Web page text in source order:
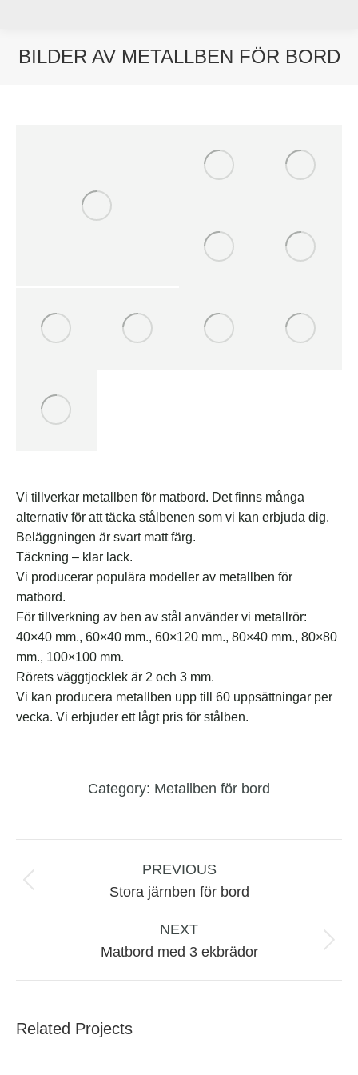
BILDER AV METALLBEN FÖR BORD
Vi tillverkar metallben för matbord. Det finns många
alternativ för att täcka stålbenen som vi kan erbjuda dig.
Beläggningen är svart matt färg.
Täckning – klar lack.
Vi producerar populära modeller av metallben för
matbord.
För tillverkning av ben av stål använder vi metallrör:
40×40 mm., 60×40 mm., 60×120 mm., 80×40 mm., 80×80
mm., 100×100 mm.
Rörets väggtjocklek är 2 och 3 mm.
Vi kan producera metallben upp till 60 uppsättningar per
vecka. Vi erbjuder ett lågt pris för stålben.
Category: Metallben för bord
navigation
PREVIOUS
Previous
Stora järnben för bord
NEXT
Next
Matbord med 3 ekbrädor
Related Projects